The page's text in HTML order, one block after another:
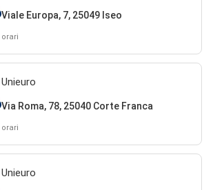
Viale Europa, 7, 25049 Iseo
orari
Unieuro
Via Roma, 78, 25040 Corte Franca
orari
Unieuro